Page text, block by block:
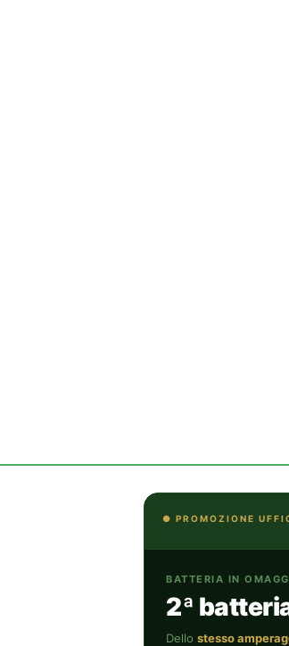
● PROMOZIONE
BATTERIA IN
2ª
Dello stesso